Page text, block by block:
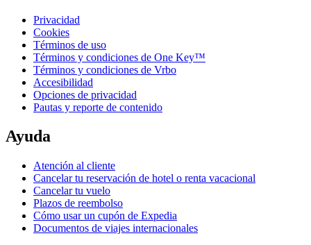
Privacidad
Cookies
Términos de uso
Términos y condiciones de One Key™
Términos y condiciones de Vrbo
Accesibilidad
Opciones de privacidad
Pautas y reporte de contenido
Ayuda
Atención al cliente
Cancelar tu reservación de hotel o renta vacacional
Cancelar tu vuelo
Plazos de reembolso
Cómo usar un cupón de Expedia
Documentos de viajes internacionales